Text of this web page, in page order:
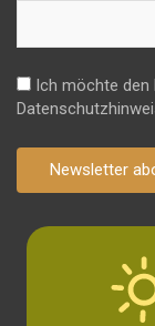
Ich möchte
Newsletter